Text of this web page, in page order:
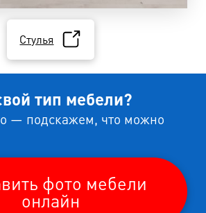
Стулья
тип мебели?
— подскажем, что можно
фото мебели
онлайн